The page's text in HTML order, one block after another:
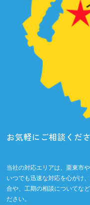
お気軽にご相談くだ
当社の対応エリアは、栗東市
いつでも迅速な対応を心がけ
合や、工期の相談についてな
ださい。